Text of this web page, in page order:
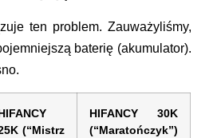
ten problem. Zauważyliśmy,
baterię (akumulator).
(“Mistrz
HIFANCY 30K
(“Maratończyk”)